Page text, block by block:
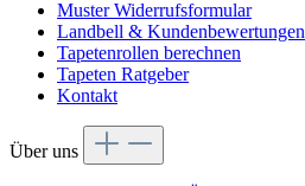
Muster Widerrufsformular
Landbell & Kundenbewertungen
Tapetenrollen berechnen
Tapeten Ratgeber
Kontakt
Über uns